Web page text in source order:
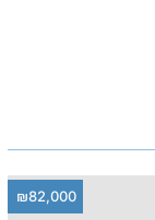
₪82,000